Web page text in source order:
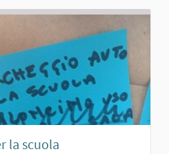
la scuola